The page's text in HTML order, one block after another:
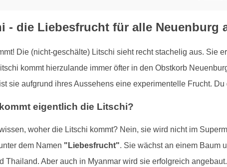
- die Liebesfrucht für alle Neuenburg
Die (nicht-geschälte) Litschi sieht recht stachelig aus. Sie
kommt hierzulande immer öfter in den Obstkorb
sie aufgrund ihres Aussehens eine experimentelle Frucht.
eigentlich die Litschi?
woher die Litschi kommt? Nein, sie wird nicht im
dem Namen "Liebesfrucht". Sie wächst an einem Baum
Thailand. Aber auch in Myanmar wird sie erfolgreich